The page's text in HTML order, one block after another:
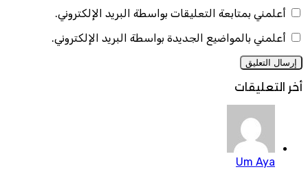
أعلمني بمتابعة التعليقات بواسطة البريد الإلكتروني.
أعلمني بالمواضيع الجديدة بواسطة البريد الإلكتروني.
أخر التعليقات
Um Aya